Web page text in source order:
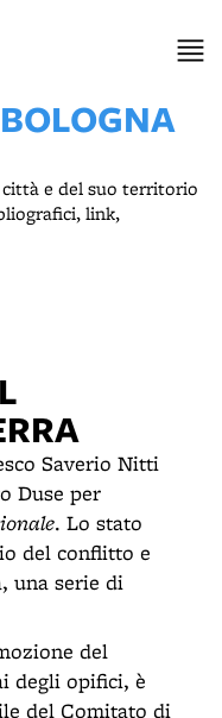
e del suo territorio
link,
Saverio Nitti
Duse per
. Lo stato
del conflitto e
una serie di
del
degli opifici, è
del Comitato di